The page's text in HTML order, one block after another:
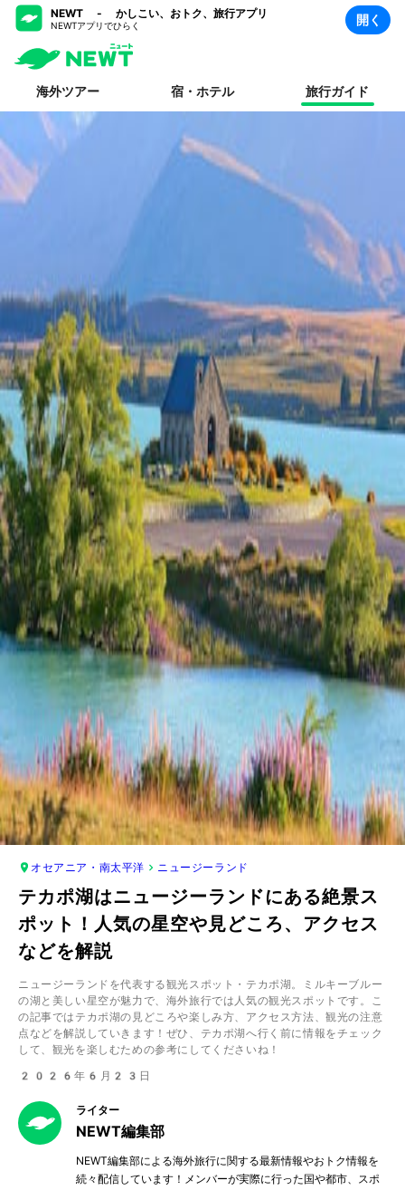
NEWT - かしこい、おトク、旅行アプリ
NEWTアプリでひらく 開く
海外ツアー 宿・ホテル 旅行ガイド
オセアニア・南太平洋 ニュージーランド
テカポ湖はニュージーランドにある絶景ス
ポット！人気の星空や見どころ、アクセス
などを解説
ニュージーランドを代表する観光スポット・テカポ湖。ミルキーブルー
の湖と美しい星空が魅力で、海外旅行では人気の観光スポットです。こ
の記事ではテカポ湖の見どころや楽しみ方、アクセス方法、観光の注意
点などを解説していきます！ぜひ、テカポ湖へ行く前に情報をチェック
して、観光を楽しむための参考にしてくださいね！
2026年6月23日
ライター
NEWT編集部
NEWT編集部による海外旅行に関する最新情報やおトク情報を
続々配信しています！メンバーが実際に行った国や都市、スポ